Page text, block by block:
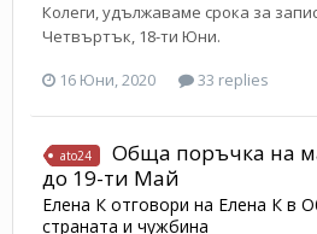
Колеги, удължаваме срока за
Четвъртък, 18-ти Юни.
16 Юни, 2020
33 replies
ato24
Обща поръчка на
до 19-ти Май
Елена К отговори на Елена К в
страната и чужбина